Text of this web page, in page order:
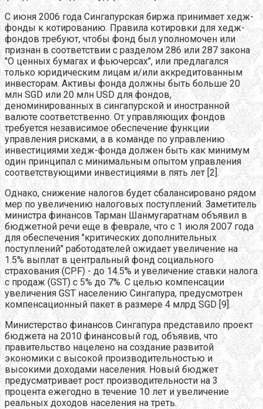
С июня 2006 года Сингапурская биржа принимает хедж-
фонды к котированию. Правила котировки для хедж-
фондов требуют, чтобы фонд был уполномочен или
признан в соответствии с разделом 286 или 287 закона
"О ценных бумагах и фьючерсах", или предлагался
только юридическим лицам и/или аккредитованным
инвесторам. Активы фонда должны быть больше 20
млн SGD или 20 млн USD для фондов,
деноминированных в сингапурской и иностранной
валюте соответственно. От управляющих фондов
требуется независимое обеспечение функции
управления рисками, а в команде по управлению
инвестициями хедж-фонда должен быть как минимум
один принципал с минимальным опытом управления
соответствующими инвестициями в пять лет [2].
Однако, снижение налогов будет сбалансировано рядом
мер по увеличению налоговых поступлений. Заметитель
министра финансов Тарман Шанмугаратнам объявил в
бюджетной речи еще в феврале, что с 1 июля 2007 года
для обеспечения "критических дополнительных
поступлений" работодателей ожидает увеличение на
1.5% выплат в центральный фонд социального
страхования (CPF) - до 14.5% и увеличение ставки налога
с продаж (GST) с 5% до 7%. С целью компенсации
увеличения GST населению Сингапура, предусмотрен
компенсационный пакет в размере 4 млрд SGD [9].
Министерство финансов Сингапура представило проект
бюджета на 2010 финансовый год, объявив, что
правительство нацелено на создание развитой
экономики с высокой производительностью и
высокими доходами населения. Новый бюджет
предусматривает рост производительности на 3
процента ежегодно в течение 10 лет и увеличение
реальных доходов населения на треть.